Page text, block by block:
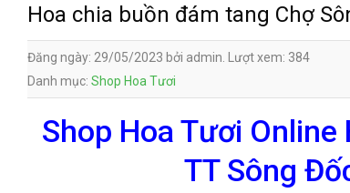
Hoa chia buồn đám tang Chợ
Đăng ngày: 29/05/2023 bởi admin. Lượt xem: 384
Danh mục: Shop Hoa Tươi
Shop Hoa Tươi
TT Sông